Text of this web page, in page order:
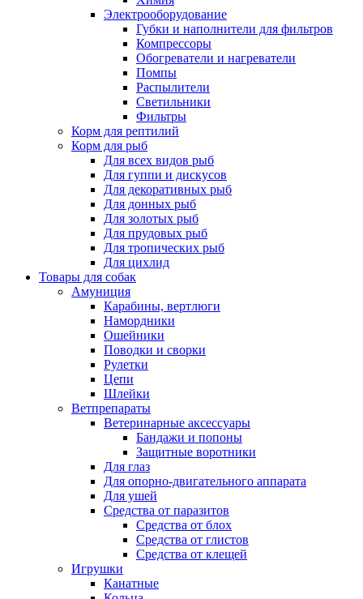
Электрооборудование
Губки и наполнители для фильтров
Компрессоры
Обогреватели и нагреватели
Помпы
Распылители
Светильники
Фильтры
Корм для рептилий
Корм для рыб
Для всех видов рыб
Для гуппи и дискусов
Для декоративных рыб
Для донных рыб
Для золотых рыб
Для прудовых рыб
Для тропических рыб
Для цихлид
Товары для собак
Амуниция
Карабины, вертлюги
Намордники
Ошейники
Поводки и сворки
Рулетки
Цепи
Шлейки
Ветпрепараты
Ветеринарные аксессуары
Бандажи и попоны
Защитные воротники
Для глаз
Для опорно-двигательного аппарата
Для ушей
Средства от паразитов
Средства от блох
Средства от глистов
Средства от клещей
Игрушки
Канатные